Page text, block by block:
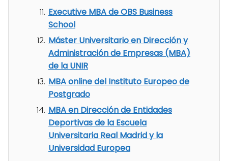
Executive MBA de OBS Business
School
Máster Universitario en Dirección y
Administración de Empresas (MBA)
de la UNIR
MBA online del Instituto Europeo de
Postgrado
MBA en Dirección de Entidades
Deportivas de la Escuela
Universitaria Real Madrid y la
Universidad Europea